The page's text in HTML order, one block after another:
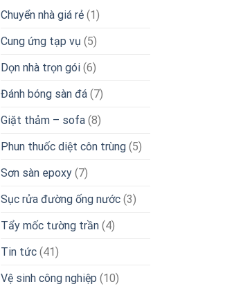
Chuyển nhà giá rẻ(1)
Cung ứng tạp vụ (5)
Dọn nhà trọn gói(6)
Đánh bóng sàn đá(7)
Giặt thảm – sofa(8)
Phun thuốc diệt côn trùng(5)
Sơn sàn epoxy(7)
Sục rửa đường ống nước(3)
Tẩy mốc tường trần(4)
Tin tức(41)
Vệ sinh công nghiệp (10)